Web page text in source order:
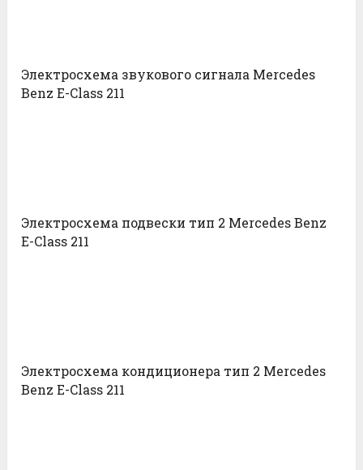
Электросхема звукового сигнала Mercedes
Benz E-Class 211
Электросхема подвески тип 2 Mercedes Benz
E-Class 211
Электросхема кондиционера тип 2 Mercedes
Benz E-Class 211